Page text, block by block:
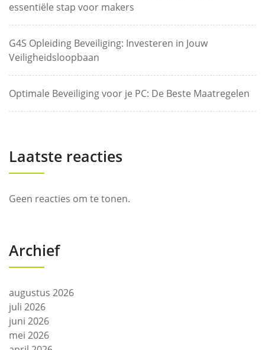
essentiële stap voor makers
G4S Opleiding Beveiliging: Investeren in Jouw
Veiligheidsloopbaan
Optimale Beveiliging voor je PC: De Beste Maatregelen
Laatste reacties
Geen reacties om te tonen.
Archief
augustus 2026
juli 2026
juni 2026
mei 2026